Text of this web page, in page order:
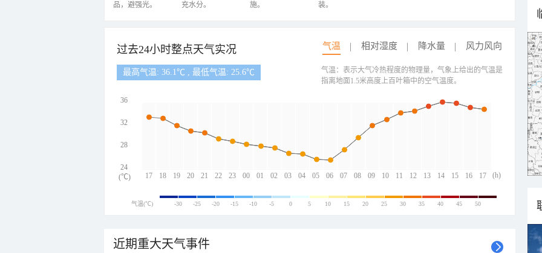
品，避强光。
充水分。
施。
装。
过去24小时整点天气实况 气温 相对湿度 降水量 风力风向
最高气温: 36.1℃ , 最低气温: 25.6℃
17 18 19 20 21 22 23 00 01 02 03 04 05 06 07 08 09 10 11 12 13 14 15 16 17
36
32
28
24
(h)
(℃)
气温：表示大气冷热程度的物理量，气象上给出的气温是
指离地面1.5米高度上百叶箱中的空气温度。
气温(℃) -30 -25 -20 -15 -10 -5 0 5 10 15 20 25 30 35 40 45 50
近期重大天气事件